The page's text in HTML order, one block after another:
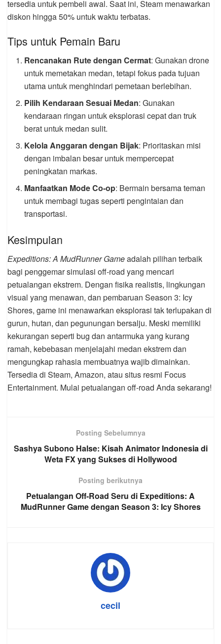
tersedia untuk pembeli awal. Saat ini, Steam menawarkan
diskon hingga 50% untuk waktu terbatas.
Tips untuk Pemain Baru
Rencanakan Rute dengan Cermat: Gunakan drone
untuk memetakan medan, tetapi fokus pada tujuan
utama untuk menghindari pemetaan berlebihan.
Pilih Kendaraan Sesuai Medan: Gunakan
kendaraan ringan untuk eksplorasi cepat dan truk
berat untuk medan sulit.
Kelola Anggaran dengan Bijak: Prioritaskan misi
dengan imbalan besar untuk mempercepat
peningkatan markas.
Manfaatkan Mode Co-op: Bermain bersama teman
untuk membagi tugas seperti pengintaian dan
transportasi.
Kesimpulan
Expeditions: A MudRunner Gameadalah pilihan terbaik
bagi penggemar simulasi off-road yang mencari
petualangan ekstrem. Dengan fisika realistis, lingkungan
visual yang menawan, dan pembaruan Season 3: Icy
Shores, game ini menawarkan eksplorasi tak terlupakan di
gurun, hutan, dan pegunungan bersalju. Meski memiliki
kekurangan seperti bug dan antarmuka yang kurang
ramah, kebebasan menjelajahi medan ekstrem dan
mengungkap rahasia membuatnya wajib dimainkan.
Tersedia di Steam, Amazon, atau situs resmi Focus
Entertainment. Mulai petualangan off-road Anda sekarang!
Posting Sebelumnya
Sashya Subono Halse: Kisah Animator Indonesia di
Weta FX yang Sukses di Hollywood
Posting berikutnya
Petualangan Off-Road Seru di Expeditions: A
MudRunner Game dengan Season 3: Icy Shores
cecil